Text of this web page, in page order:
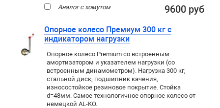
Аналог с хомутом 9600 руб
Опорное колесо Премиум 300 кг с
индикатором нагрузки
Опорное колесо Premium со встроенным
амортизатором и указателем нагрузки (со
встроенным динамометром). Нагрузка 300 кг,
стальной диск, подшипник качения,
износостойкое резиновое покрытие. Стойка
d=48мм. Самое технологичное опорное колесо от
немецкой AL-KO.